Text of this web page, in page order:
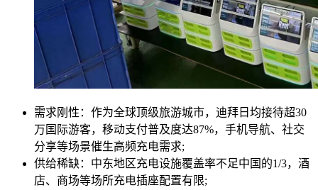
需求刚性：作为全球顶级旅游城市，迪拜日均接待超30
万国际游客，移动支付普及度达87%，手机导航、社交
分享等场景催生高频充电需求;
供给稀缺：中东地区充电设施覆盖率不足中国的1/3，酒
店、商场等场所充电插座配置有限;